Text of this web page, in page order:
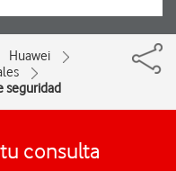
Huawei
seguridad
consulta